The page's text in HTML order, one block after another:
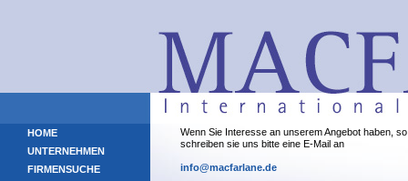
Wenn Sie Interesse an unserem Angebot haben, so
schreiben sie uns bitte eine E-Mail an
info@macfarlane.de
HOME
UNTERNEHMEN
FIRMENSUCHE